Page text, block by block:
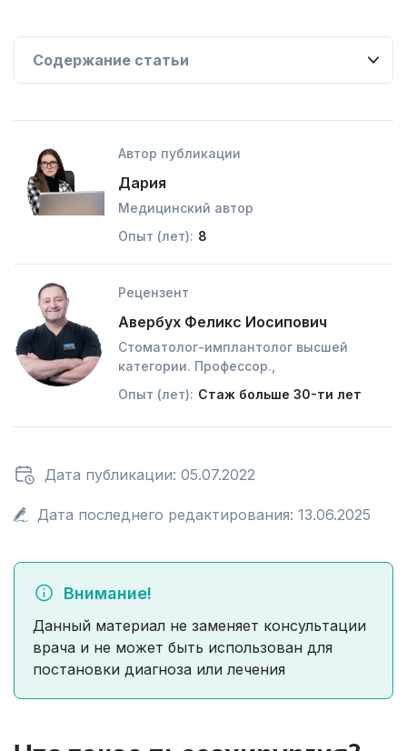
Автор публикации
Дария
Медицинский автор
Опыт (лет): 8
Рецензент
Авербух Феликс Иосипович
Стоматолог-имплантолог высшей
категории. Профессор.,
Опыт (лет): Стаж больше 30-ти лет
Дата публикации: 05.07.2022
Дата последнего редактирования: 13.06.2025
Внимание!
Данный материал не заменяет консультации
врача и не может быть использован для
постановки диагноза или лечения